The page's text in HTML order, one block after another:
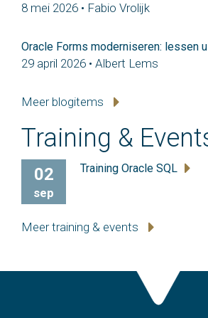
8 mei 2026 • Fabio Vrolijk
Oracle Forms moderniseren: lessen
29 april 2026 • Albert Lems
Meer blogitems
Training &
02
sep
Training Oracle SQL
Meer training & events